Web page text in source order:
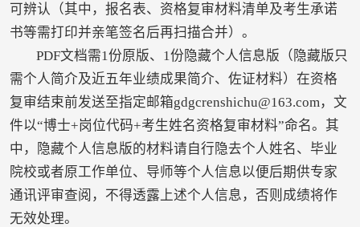
可辨认（其中，报名表、资格复审材料清单及考生承诺
书等需打印并亲笔签名后再扫描合并）。
PDF文档需1份原版、1份隐藏个人信息版（隐藏版只
需个人简介及近五年业绩成果简介、佐证材料）在资格
复审结束前发送至指定邮箱gdgcrenshichu@163.com，文
件以“博士+岗位代码+考生姓名资格复审材料”命名。其
中，隐藏个人信息版的材料请自行隐去个人姓名、毕业
院校或者原工作单位、导师等个人信息以便后期供专家
通讯评审查阅，不得透露上述个人信息，否则成绩将作
无效处理。